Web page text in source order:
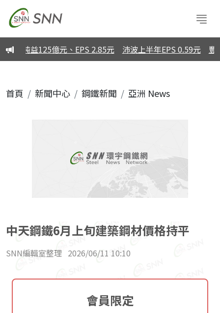
純益125億元、EPS 2.85元 沛波上半年EPS 0.59元 豐興
首頁 新聞中心 鋼鐵新聞 亞洲 News
中天鋼鐵6月上旬建築鋼材價格持平
SNN編輯室整理 2026/06/11 10:10
會員限定